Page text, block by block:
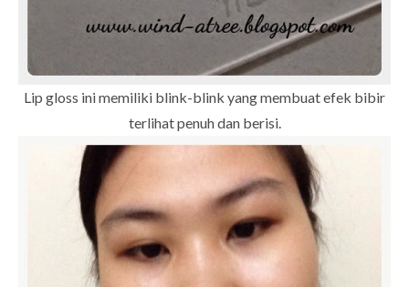
Lip gloss ini memiliki blink-blink yang membuat efek bibir
terlihat penuh dan berisi.